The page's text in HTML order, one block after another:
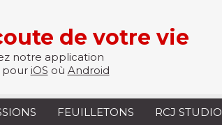
de votre vie
notre application
pour iOS où Android
FEUILLETONS RCJ STUDIO